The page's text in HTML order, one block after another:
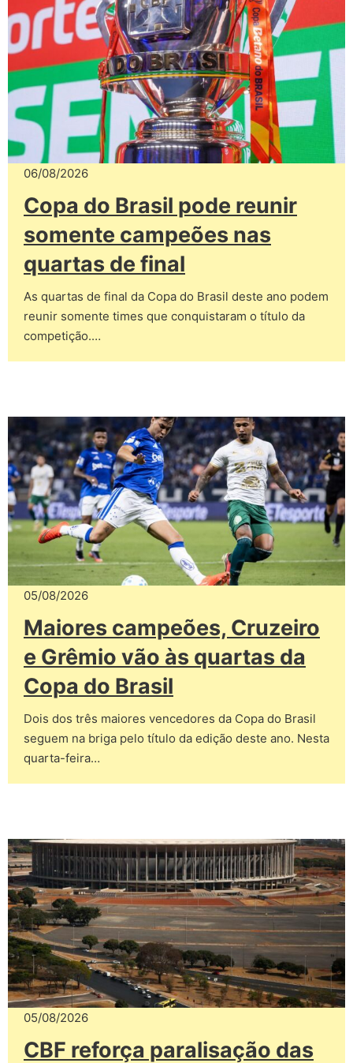
06/08/2026
Copa do Brasil pode reunir
somente campeões nas
quartas de final
As quartas de final da Copa do Brasil deste ano podem
reunir somente times que conquistaram o título da
competição.…
05/08/2026
Maiores campeões, Cruzeiro
e Grêmio vão às quartas da
Copa do Brasil
Dois dos três maiores vencedores da Copa do Brasil
seguem na briga pelo título da edição deste ano. Nesta
quarta-feira…
05/08/2026
CBF reforça paralisação das